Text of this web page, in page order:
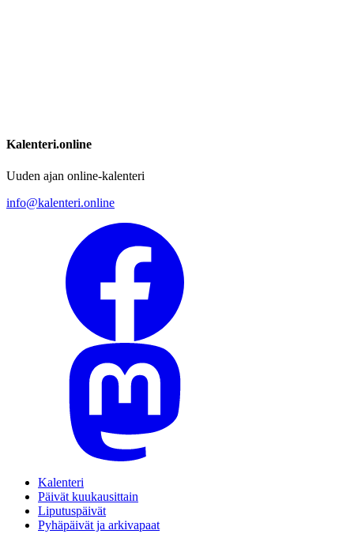
Kalenteri.online
Uuden ajan online-kalenteri
info@kalenteri.online
Kalenteri
Päivät kuukausittain
Liputuspäivät
Pyhäpäivät ja arkivapaat